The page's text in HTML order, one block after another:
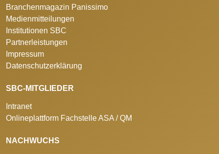
Branchenmagazin Panissimo
Medienmitteilungen
Institutionen SBC
Partnerleistungen
Impressum
Datenschutzerklärung
SBC-MITGLIEDER
Intranet
Onlineplattform Fachstelle ASA / QM
NACHWUCHS